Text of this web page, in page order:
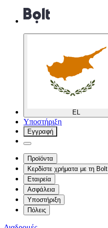
EL
Υποστήριξη
Εγγραφή
Προϊόντα
Κερδίστε χρήματα με τη Bolt
Εταιρεία
Ασφάλεια
Υποστήριξη
Πόλεις